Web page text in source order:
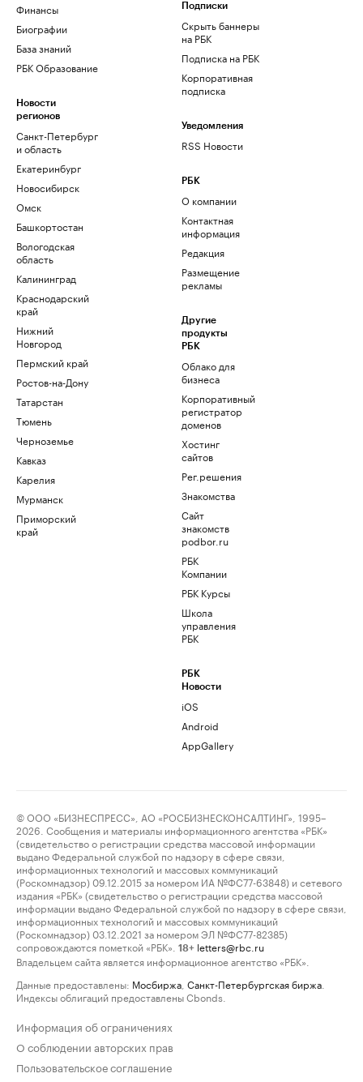
Финансы
Биографии
База знаний
РБК Образование
Новости
регионов
Санкт-Петербург
и область
Екатеринбург
Новосибирск
Омск
Башкортостан
Вологодская
область
Калининград
Краснодарский
край
Нижний
Новгород
Пермский край
Ростов-на-Дону
Татарстан
Тюмень
Черноземье
Кавказ
Карелия
Мурманск
Приморский
край
Подписки
Скрыть баннеры
на РБК
Подписка на РБК
Корпоративная
подписка
Уведомления
RSS Новости
РБК
О компании
Контактная
информация
Редакция
Размещение
рекламы
Другие
продукты
РБК
Облако для
бизнеса
Корпоративный
регистратор
доменов
Хостинг
сайтов
Рег.решения
Знакомства
Сайт
знакомств
podbor.ru
РБК
Компании
РБК Курсы
Школа
управления
РБК
РБК
Новости
iOS
Android
AppGallery
© ООО «БИЗНЕСПРЕСС», АО «РОСБИЗНЕСКОНСАЛТИНГ», 1995–
2026. Сообщения и материалы информационного агентства «РБК»
(свидетельство о регистрации средства массовой информации
выдано Федеральной службой по надзору в сфере связи,
информационных технологий и массовых коммуникаций
(Роскомнадзор) 09.12.2015 за номером ИА №ФС77-63848) и сетевого
издания «РБК» (свидетельство о регистрации средства массовой
информации выдано Федеральной службой по надзору в сфере связи,
информационных технологий и массовых коммуникаций
(Роскомнадзор) 03.12.2021 за номером ЭЛ №ФС77-82385)
сопровождаются пометкой «РБК».
18+ letters@rbc.ru
Владельцем сайта является информационное агентство «РБК».
Данные предоставлены: Мосбиржа Санкт-Петербургская биржа
Индексы облигаций предоставлены Cbonds.
Информация об ограничениях
О соблюдении авторских прав
Пользовательское соглашение